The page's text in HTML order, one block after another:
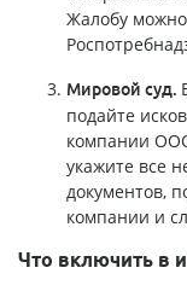
Жалобу
Мировой суд.
подайте
компании
укажите все
документов,
компании и
Что включить в